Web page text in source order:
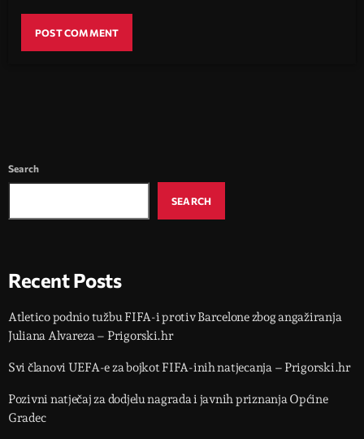
Search
SEARCH
Recent Posts
Atletico podnio tužbu FIFA-i protiv Barcelone zbog angažiranja
Juliana Alvareza – Prigorski.hr
Svi članovi UEFA-e za bojkot FIFA-inih natjecanja – Prigorski.hr
Pozivni natječaj za dodjelu nagrada i javnih priznanja Općine
Gradec